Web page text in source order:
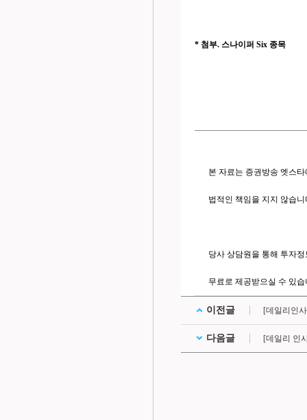
* 첨부. 스나이퍼 Six 종목
본 자료는 증권방송 엣스
법적인 책임을 지지 않습니
당사 상담원을 통해 투자
무료로 제공받으실 수 있습
이전글 [데일리인
다음글 [데일리 인